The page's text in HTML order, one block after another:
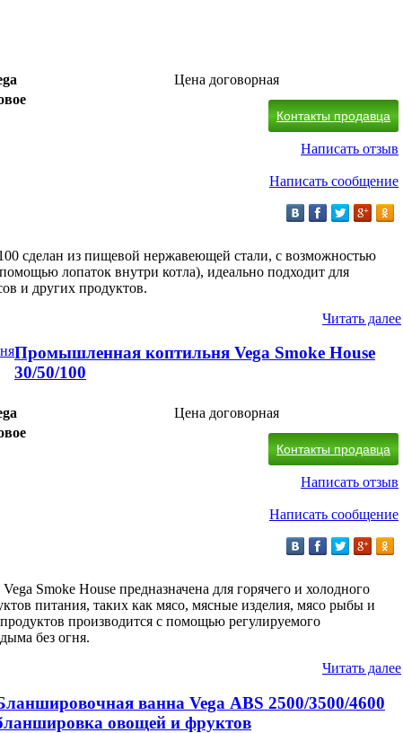
Цена договорная
Контакты продавца
Написать отзыв
Написать сообщение
сделан из пищевой нержавеющей стали, с возможностью
лопаток внутри котла), идеально подходит для
и других продуктов.
Читать далее
Промышленная коптильня Vega Smoke House
30/50/100
Цена договорная
Контакты продавца
Написать отзыв
Написать сообщение
Smoke House предназначена для горячего и холодного
питания, таких как мясо, мясные изделия, мясо рыбы и
производится с помощью регулируемого
без огня.
Читать далее
ванна Vega АBS 2500/3500/4600
овощей и фруктов